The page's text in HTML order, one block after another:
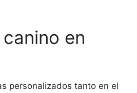
en
personalizados tanto en el